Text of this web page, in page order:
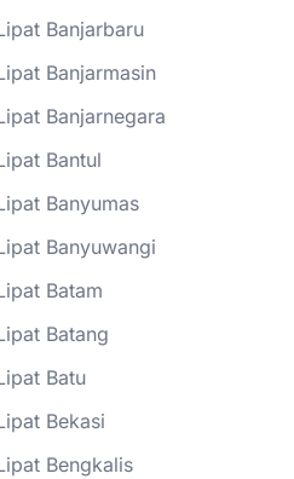
Banjarbaru
Banjarmasin
Banjarnegara
Bantul
Banyumas
Banyuwangi
Batam
Batang
Batu
Bekasi
Bengkalis